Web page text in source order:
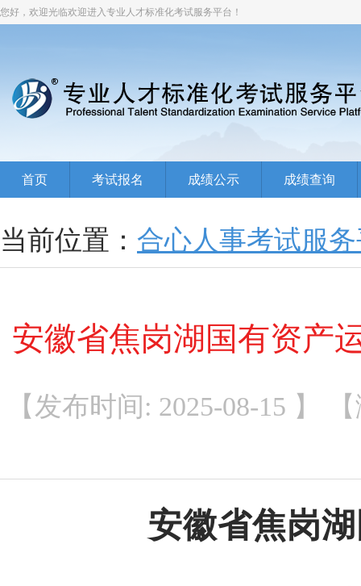
您好，欢迎光临欢迎进入专业人才标准化考试服务平台！
首页 考试报名 成绩公示 成绩查询
当前位置： 合心人事考试服
安徽省焦岗湖国有资产
【发布时间: 2025-08-15 】
安徽省焦岗